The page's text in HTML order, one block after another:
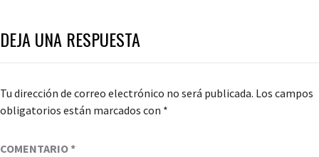
DEJA UNA RESPUESTA
Tu dirección de correo electrónico no será publicada. Los campos
obligatorios están marcados con *
COMENTARIO*